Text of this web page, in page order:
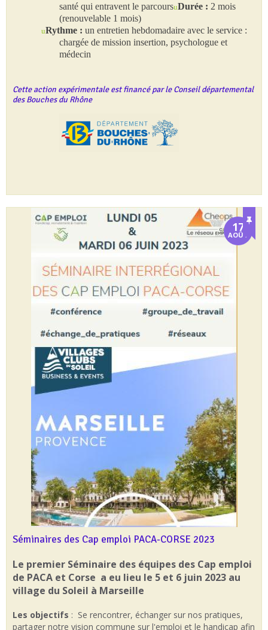
santé qui entravent le parcoursuDurée : 2 mois
(renouvelable 1 mois)
uRythme :un entretien hebdomadaire avec le service :
chargée de mission insertion, psychologue et
médecin
Cette action expérimentale est financé par le Conseil départemental
des Bouches du Rhône
17
AOÛT
Séminaires des Cap emploi PACA-CORSE 2023
Le premier Séminaire des équipes des Cap emploi
de PACA et Corse a eu lieu le 5 et 6 juin 2023 au
village du Soleil à Marseille
Les objectifs : Se rencontrer, échanger sur nos pratiques,
partager notre vision commune sur l'emploi et le handicap afin